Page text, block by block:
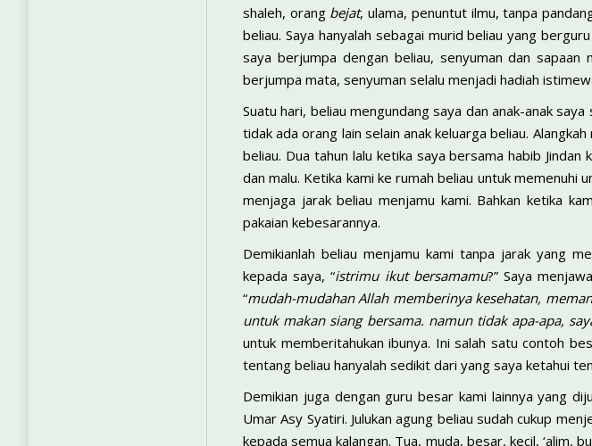
shaleh, orang bejat, ulama, penuntut ilmu, tanpa
beliau. Saya hanyalah sebagai murid beliau yang
saya berjumpa dengan beliau, senyuman dan
berjumpa mata, senyuman selalu menjadi hadiah
Suatu hari, beliau mengundang saya dan anak-anak
tidak ada orang lain selain anak keluarga beliau.
beliau. Dua tahun lalu ketika saya bersama habib
dan malu. Ketika kami ke rumah beliau untuk memenuhi
menjaga jarak beliau menjamu kami. Bahkan ketika
pakaian kebesarannya.
Demikianlah beliau menjamu kami tanpa jarak yang
kepada saya, “istrimu ikut bersamamu?” Saya
“mudah-mudahan Allah memberinya kesehatan,
untuk makan siang bersama. namun tidak apa-apa,
untuk memberitahukan ibunya. Ini salah satu contoh
tentang beliau hanyalah sedikit dari yang saya ketahui
Demikian juga dengan guru besar kami lainnya yang
Umar Asy Syatiri. Julukan agung beliau sudah cukup
kepada semua kalangan. Tua, muda, besar, kecil, ‘alim,